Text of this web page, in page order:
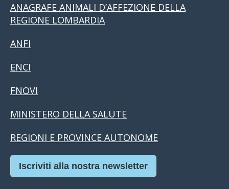
ANAGRAFE ANIMALI D’AFFEZIONE DELLA
REGIONE LOMBARDIA
ANFI
ENCI
FNOVI
MINISTERO DELLA SALUTE
REGIONI E PROVINCE AUTONOME
Iscriviti alla nostra newsletter